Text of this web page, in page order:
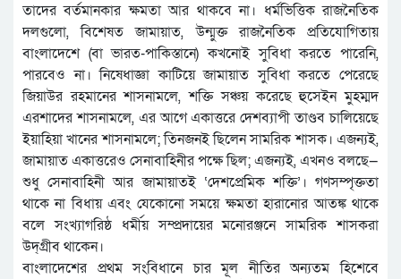
তাদের বর্তমানকার ক্ষমতা আর থাকবে না। ধর্মভিত্তিক রাজনৈতিক
দলগুলো, বিশেষত জামায়াত, উন্মুক্ত রাজনৈতিক প্রতিযোগিতায়
বাংলাদেশে (বা ভারত-পাকিস্তানে) কখনোই সুবিধা করতে পারেনি,
পারবেও না। নিষেধাজ্ঞা কাটিয়ে জামায়াত সুবিধা করতে পেরেছে
জিয়াউর রহমানের শাসনামলে, শক্তি সঞ্চয় করেছে হুসেইন মুহম্মদ
এরশাদের শাসনামলে, এর আগে একাত্তরে দেশব্যাপী তাণ্ডব চালিয়েছে
ইয়াহিয়া খানের শাসনামলে; তিনজনই ছিলেন সামরিক শাসক। এজন্যই,
জামায়াত একাত্তরেও সেনাবাহিনীর পক্ষে ছিল; এজন্যই, এখনও বলছে—
শুধু সেনাবাহিনী আর জামায়াতই ‘দেশপ্রেমিক শক্তি’। গণসম্পৃক্ততা
থাকে না বিধায় এবং যেকোনো সময়ে ক্ষমতা হারানোর আতঙ্ক থাকে
বলে সংখ্যাগরিষ্ঠ ধর্মীয় সম্প্রদায়ের মনোরঞ্জনে সামরিক শাসকরা
উদ্‌গ্রীব থাকেন।
বাংলাদেশের প্রথম সংবিধানে চার মূল নীতির অন্যতম হিশেবে